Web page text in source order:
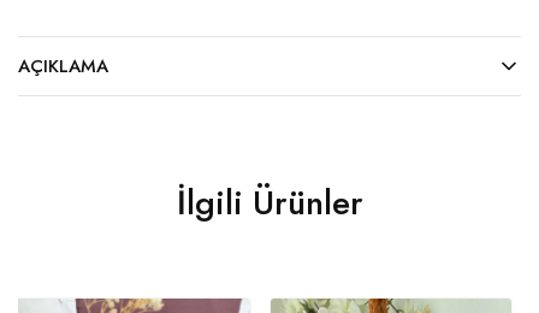
AÇIKLAMA
İlgili Ürünler